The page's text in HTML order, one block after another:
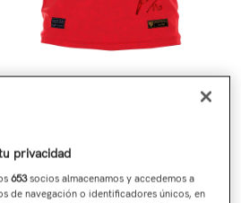
privacidad
653socios almacenamos y accedemos a
de navegación o identificadores únicos, en